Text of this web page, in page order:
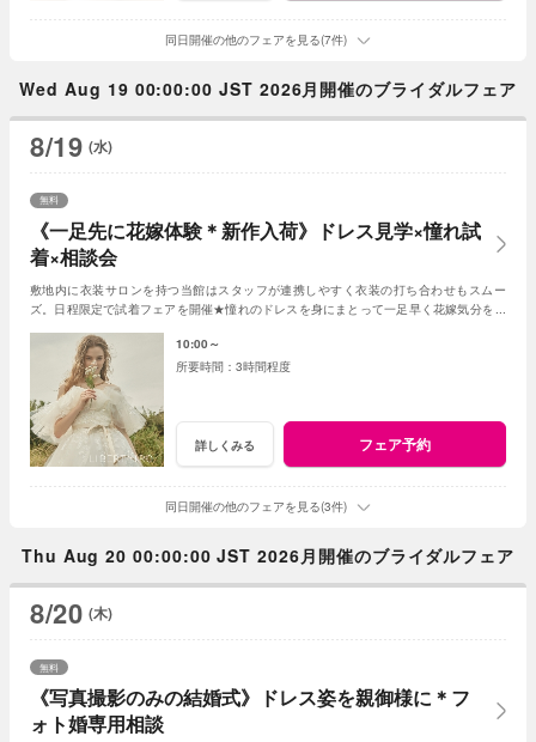
同日開催の他のフェアを見る(7件)
Wed Aug 19 00:00:00 JST 2026月開催のブライダルフェア
8/19 (水)
《一足先に花嫁体験＊新作入荷》ドレス見学×憧れ試
着×相談会
無料
敷地内に衣装サロンを持つ当館はスタッフが連携しやすく衣装の打ち合わせもスムー
ズ。日程限定で試着フェアを開催★憧れのドレスを身にまとって一足早く花嫁気分を体
10:00～
3時間程度
詳しくみる フェア予約
同日開催の他のフェアを見る(3件)
Thu Aug 20 00:00:00 JST 2026月開催のブライダルフェア
8/20 (木)
《写真撮影のみの結婚式》ドレス姿を親御様に＊フ
ォト婚専用相談
無料